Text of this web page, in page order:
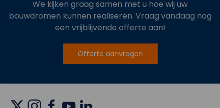
We kijken graag samen met u hoe wij uw
bouwdromen kunnen realiseren. Vraag vandaag nog
een vrijblijvende offerte aan!
Offerte aanvragen